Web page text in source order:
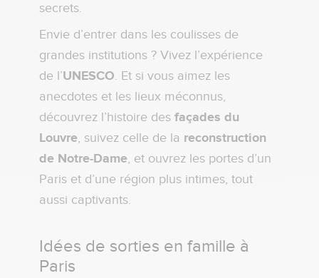
secrets.
Envie d’entrer dans les coulisses de
grandes institutions ? Vivez l’expérience
de l’UNESCO. Et si vous aimez les
anecdotes et les lieux méconnus,
découvrez l’histoire des façades du
Louvre, suivez celle de la reconstruction
de Notre-Dame, et ouvrez les portes d’un
Paris et d’une région plus intimes, tout
aussi captivants.
Idées de sorties en famille à
Paris